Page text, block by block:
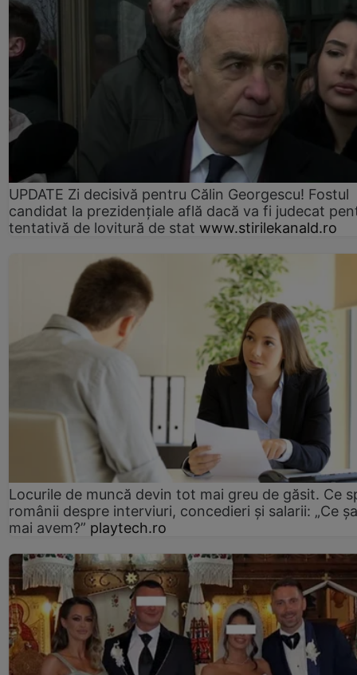
UPDATE Zi decisivă pentru Călin Georgescu! Fostul
candidat la prezidențiale află dacă va fi judecat
tentativă de lovitură de stat www.stirilekanald.ro
Locurile de muncă devin tot mai greu de găsit. Ce
românii despre interviuri, concedieri și salarii: „Ce
mai avem?” playtech.ro